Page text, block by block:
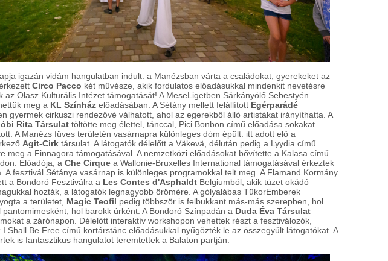
igazán vidám hangulatban indult: a Manézsban várta a családokat, gyerekeket az
Circo Pacco két művésze, akik fordulatos előadásukkal mindenkit nevetésre
az Olasz Kulturális Intézet támogatását! A MeseLigetben Sárkányölő Sebestyén
meg a KL Színház előadásában. A Sétány mellett felállított Egérparádé
gyermek cirkuszi rendezővé válhatott, ahol az egerekből álló artistákat irányíthatta. A
Rita Társulat töltötte meg élettel, tánccal, Pici Bonbon című előadása sokakat
A Manézs füves területén vasárnapra különleges dóm épült: itt adott elő a
Agit-Cirk társulat. A látogatók délelőtt a Väkevä, délután pedig a Lyydia című
meg a Finnagora támogatásával. A nemzetközi előadásokat bővítette a Kalasa című
Előadója, a Che Cirque a Wallonie-Bruxelles International támogatásával érkeztek
A fesztivál Sétánya vasárnap is különleges programokkal telt meg. A Flamand Kormány
a Bondoró Fesztiválra a Les Contes d'Asphaldt Belgiumból, akik tüzet okádó
hozták, a látogatók legnagyobb örömére. A gólyalábas TükorEmberek
a területet, Magic Teofil pedig többször is felbukkant más-más szerepben, hol
pantomimesként, hol barokk úrként. A Bondoró Színpadán a Duda Éva Társulat
a zárónapon. Délelőtt interaktív workshopon vehettek részt a fesztiválozók,
Shall Be Free című kortárstánc előadásukkal nyűgözték le az összegyűlt látogatókat. A
is fantasztikus hangulatot teremtettek a Balaton partján.